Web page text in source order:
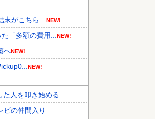
末がこちら… NEW!
「多額の費用... NEW!
へNEW!
NEW!
日本の手...NEW!
の航...NEW!
た人を叩き始める
ビの仲間入り